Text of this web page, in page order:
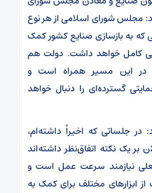
مجلس شورای اسلامی از هر نوع
که به بازسازی صنایع کشور کمک
کامل خواهد داشت. دولت هم
در این مسیر همراه است و
گسترده‌ای را دنبال خواهد
در جلساتی که اخیراً داشته‌ام،
بر یک نکته اتفاق‌نظر داشته‌اند
نیازمند سرعت عمل است و
از ابزارهای مختلف برای کمک به